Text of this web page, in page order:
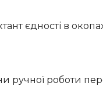
єдності в
ручної роботи